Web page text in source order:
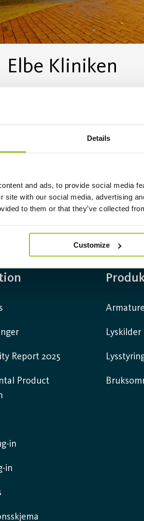
Details
and ads, to provide social media
site with our social media, advertising
to them or that they’ve collected
Customize
Elbe Kliniken
Report 2025
Product
in
in
Lyskilder